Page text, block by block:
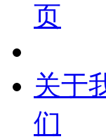
页
关于
们